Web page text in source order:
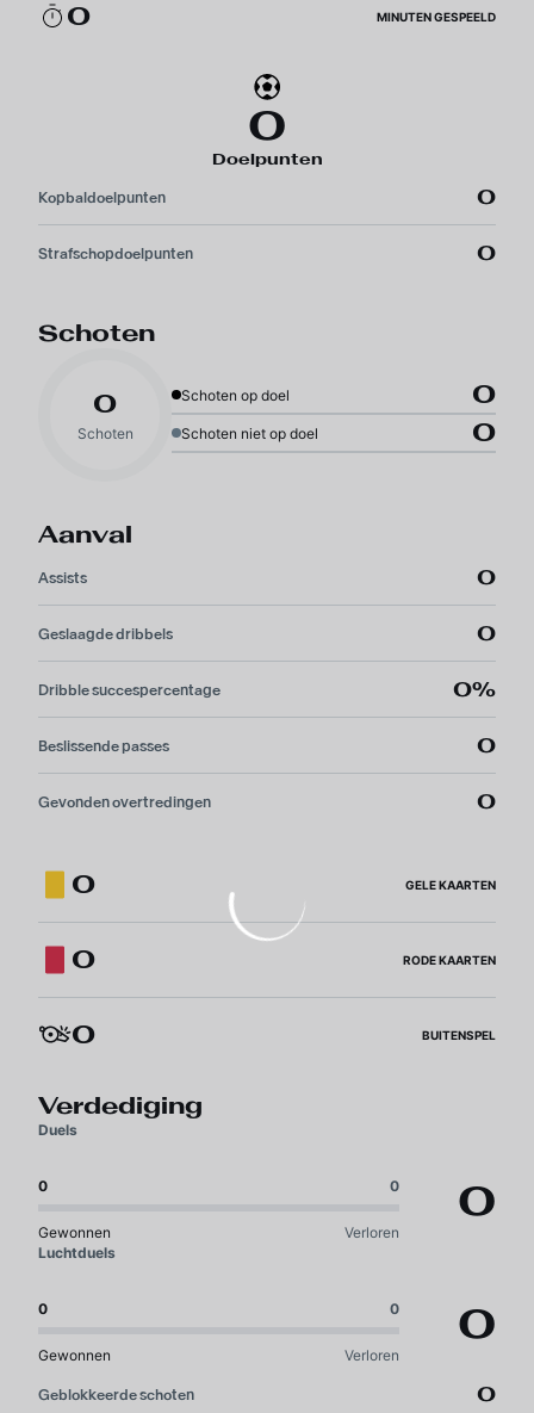
0 MINUTEN GESPEELD
0
Doelpunten
Kopbaldoelpunten 0
Strafschopdoelpunten 0
Schoten
0
Schoten
Schoten op doel 0
Schoten niet op doel 0
Aanval
Assists 0
Geslaagde dribbels 0
Dribble succespercentage 0%
Beslissende passes 0
Gevonden overtredingen 0
0 GELE KAARTEN
0 RODE KAARTEN
0 BUITENSPEL
Verdediging
Duels
0 0
Gewonnen Verloren
0
Luchtduels
0 0
Gewonnen Verloren
0
Geblokkeerde schoten 0